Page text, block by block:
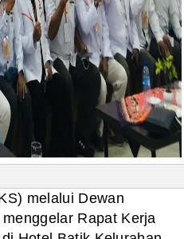
melalui Dewan
Rapat Kerja